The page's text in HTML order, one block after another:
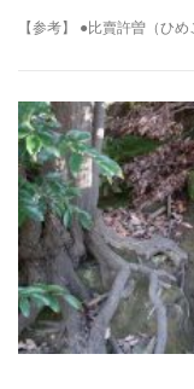
【参考】 ●比賣許曽（ひ